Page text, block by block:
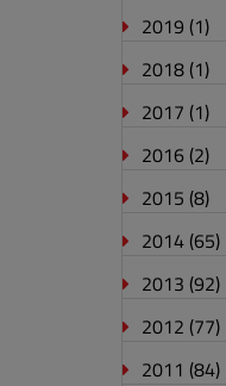
2019 (1)
2018 (1)
2017 (1)
2016 (2)
2015 (8)
2014 (65)
2013 (92)
2012 (77)
2011 (84)